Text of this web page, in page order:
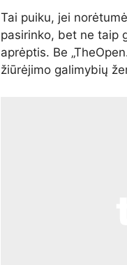
Tai puiku, jei
pasirinko, bet ne taip
aprėptis. Be
žiūrėjimo galimybių